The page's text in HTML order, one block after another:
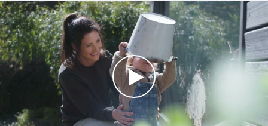
Watch the video